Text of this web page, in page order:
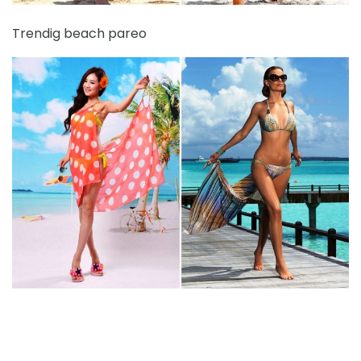
Trendig beach pareo